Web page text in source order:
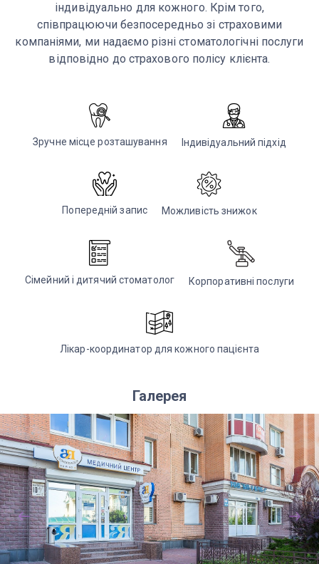
індивідуально для кожного. Крім того,
співпрацюючи безпосередньо зі страховими
компаніями, ми надаємо різні стоматологічні послуги
відповідно до страхового полісу клієнта.
Зручне місце розташування Індивідуальний підхід
Попередній запис Можливість знижок
Сімейний і дитячий стоматолог Корпоративні послуги
Лікар-координатор для кожного пацієнта
Галерея